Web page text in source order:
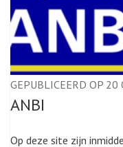
GEPUBLICEERD OP 20
ANBI
Op deze site zijn